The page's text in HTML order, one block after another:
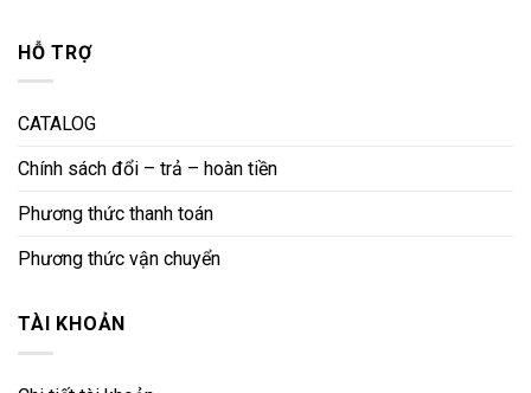
HỖ TRỢ
CATALOG
Chính sách đổi – trả – hoàn tiền
Phương thức thanh toán
Phương thức vận chuyển
TÀI KHOẢN